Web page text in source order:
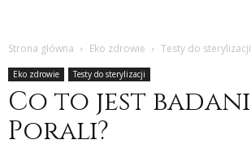
Strona główna Eko zdrowie Testy do sterylizacji
Eko zdrowie Testy do sterylizacji
Co to jest
Porali?